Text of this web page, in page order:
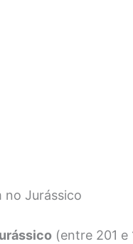
no Jurássico
(entre 201 e